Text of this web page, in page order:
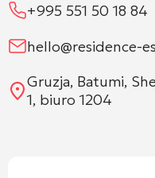
+995 551 50 18 84
hello@residence-
Gruzja, Batumi,
1, biuro 1204